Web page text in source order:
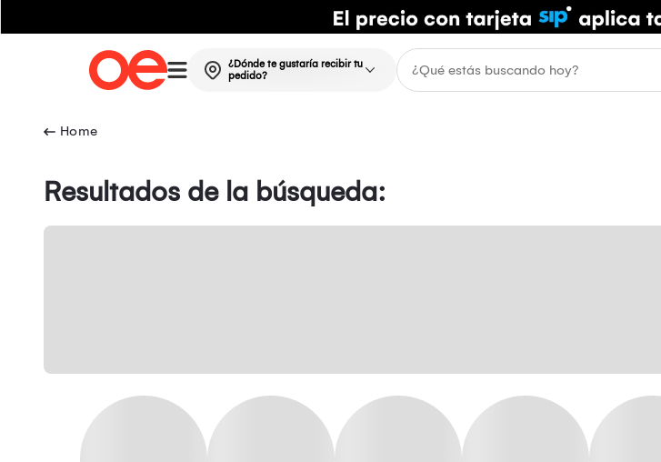
¿Dónde te gustaría recibir tu
pedido?
Resultados de la búsqueda: